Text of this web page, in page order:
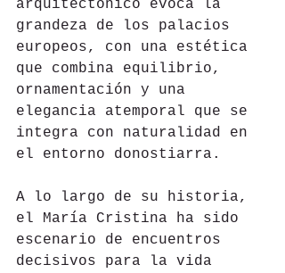
arquitectónico evoca la
grandeza de los palacios
europeos, con una estética
que combina equilibrio,
ornamentación y una
elegancia atemporal que se
integra con naturalidad en
el entorno donostiarra.
A lo largo de su historia,
el María Cristina ha sido
escenario de encuentros
decisivos para la vida